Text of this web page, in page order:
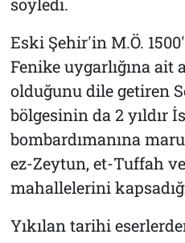
Eski Şehir'in M.Ö.
Fenike uygarlığına
olduğunu dile getiren
bölgesinin da 2 yıldır
bombardımanına
ez-Zeytun, et-Tuffah
mahallelerini
Yıkılan tarihi